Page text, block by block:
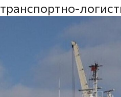
транспортно-